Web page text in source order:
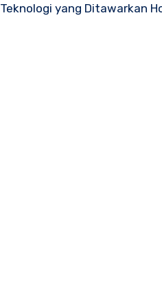
Teknologi yang Ditawarkan